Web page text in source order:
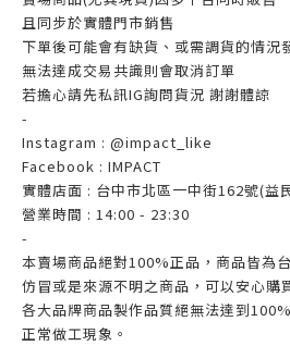
且同步於實體門市銷售
下單後可能會有缺貨、或需調貨的情況
無法達成交易共識則會取消訂單
若擔心請先私訊IG詢問貨況 謝謝體諒
-
Instagram : @impact_like
Facebook : IMPACT
實體店面 : 台中市北區一中街162號(益
營業時間 : 14:00 - 23:30
-
本賣場商品絕對100%正品，商品皆為
仿冒或是來源不明之商品，可以安心購
各大品牌商品製作品質絕無法達到
正常做工現象。